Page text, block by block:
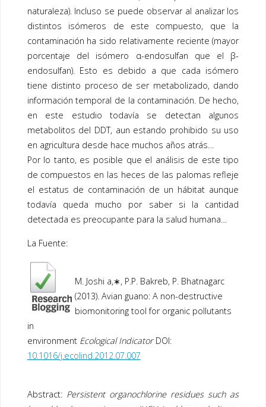
naturaleza). Incluso se puede observar al analizar los
distintos isómeros de este compuesto, que la
contaminación ha sido relativamente reciente (mayor
porcentaje del isómero α-endosulfan que el β-
endosulfan). Esto es debido a que cada isómero
tiene distinto proceso de ser metabolizado, dando
información temporal de la contaminación. De hecho,
en este estudio todavía se detectan algunos
metabolitos del DDT, aun estando prohibido su uso
en agricultura desde hace muchos años atrás…
Por lo tanto, es posible que el análisis de este tipo
de compuestos en las heces de las palomas refleje
el estatus de contaminación de un hábitat aunque
todavía queda mucho por saber si la cantidad
detectada es preocupante para la salud humana…
La Fuente:
M. Joshi a,∗, P.P. Bakreb, P. Bhatnagarc
(2013). Avian guano: A non-destructive
biomonitoring tool for organic pollutants
in
environment Ecological IndicatorDOI:
10.1016/j.ecolind.2012.07.007
Abstract: Persistent organochlorine residues such as